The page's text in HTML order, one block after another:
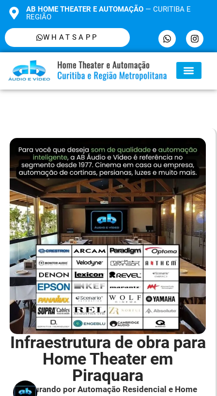
AB HOME THEATER E AUTOMAÇÃO— CURITIBA E
REGIÃO
WHATSAPP
Infraestrutura de obra para
Home Theater em
Piraquara
Procurando por Automação Residencial e Home